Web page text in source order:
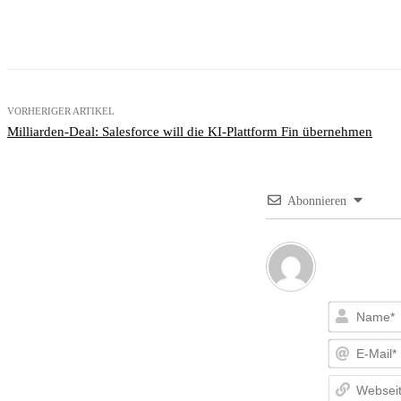
VORHERIGER ARTIKEL
Milliarden-Deal: Salesforce will die KI-Plattform Fin übernehmen
Abonnieren